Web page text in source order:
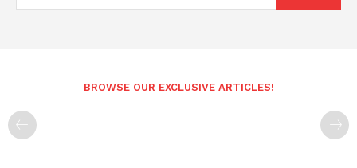
BROWSE OUR EXCLUSIVE ARTICLES!